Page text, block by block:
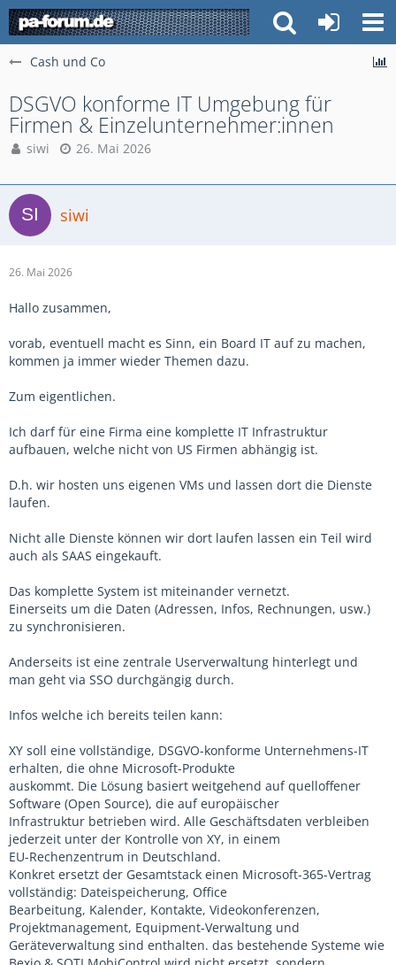
Cash und Co
DSGVO konforme IT Umgebung für
Firmen & Einzelunternehmer:innen
siwi 26. Mai 2026
siwi
26. Mai 2026
Hallo zusammen,
vorab, eventuell macht es Sinn, ein Board IT auf zu machen,
kommen ja immer wieder Themen dazu.
Zum eigentlichen.
Ich darf für eine Firma eine komplette IT Infrastruktur
aufbauen, welche nicht von US Firmen abhängig ist.
D.h. wir hosten uns eigenen VMs und lassen dort die Dienste
laufen.
Nicht alle Dienste können wir dort laufen lassen ein Teil wird
auch als SAAS eingekauft.
Das komplette System ist miteinander vernetzt.
Einerseits um die Daten (Adressen, Infos, Rechnungen, usw.)
zu synchronisieren.
Anderseits ist eine zentrale Userverwaltung hinterlegt und
man geht via SSO durchgängig durch.
Infos welche ich bereits teilen kann:
XY soll eine vollständige, DSGVO-konforme Unternehmens-IT
erhalten, die ohne Microsoft-Produkte
auskommt. Die Lösung basiert weitgehend auf quelloffener
Software (Open Source), die auf europäischer
Infrastruktur betrieben wird. Alle Geschäftsdaten verbleiben
jederzeit unter der Kontrolle von XY, in einem
EU-Rechenzentrum in Deutschland.
Konkret ersetzt der Gesamtstack einen Microsoft-365-Vertrag
vollständig: Dateispeicherung, Office
Bearbeitung, Kalender, Kontakte, Videokonferenzen,
Projektmanagement, Equipment-Verwaltung und
Geräteverwaltung sind enthalten. das bestehende Systeme wie